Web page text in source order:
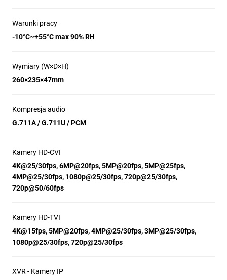
Warunki pracy
-10°C~+55°C max 90% RH
Wymiary (W×D×H)
260×235×47mm
Kompresja audio
G.711A / G.711U / PCM
Kamery HD-CVI
4K@25/30fps, 6MP@20fps, 5MP@20fps, 5MP@25fps,
4MP@25/30fps, 1080p@25/30fps, 720p@25/30fps,
720p@50/60fps
Kamery HD-TVI
4K@15fps, 5MP@20fps, 4MP@25/30fps, 3MP@25/30fps,
1080p@25/30fps, 720p@25/30fps
XVR - Kamery IP